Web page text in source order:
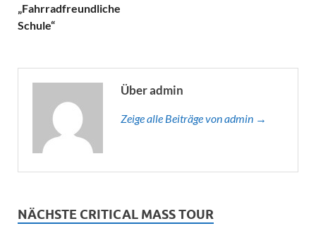
„Fahrradfreundliche
Schule“
Über admin
Zeige alle Beiträge von admin →
NÄCHSTE CRITICAL MASS TOUR